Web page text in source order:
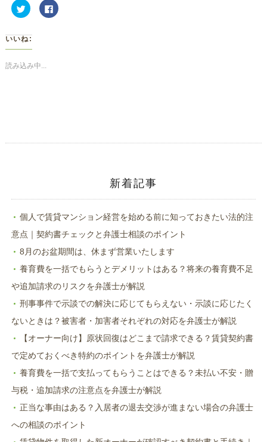
ク
リ
し
て
Twitter
共
有
開
Facebook
で
し
開
ま
す)
いいね:
読み込み中...
新着記事
個人で賃貸マンション経営を始める前に知っておきたい法的注
意点｜契約書チェックと弁護士相談のポイント
8月のお盆期間は、休まず営業いたします
養育費を一括でもらうとデメリットはある？将来の養育費不足
や追加請求のリスクを弁護士が解説
刑事事件で示談での解決に応じてもらえない・示談に応じたく
ないときは？被害者・加害者それぞれの対応を弁護士が解説
【オーナー向け】原状回復はどこまで請求できる？賃貸契約書
で定めておくべき特約のポイントを弁護士が解説
養育費を一括で支払ってもらうことはできる？未払い不安・贈
与税・追加請求の注意点を弁護士が解説
正当な事由はある？入居者の退去交渉が進まない場合の弁護士
への相談のポイント